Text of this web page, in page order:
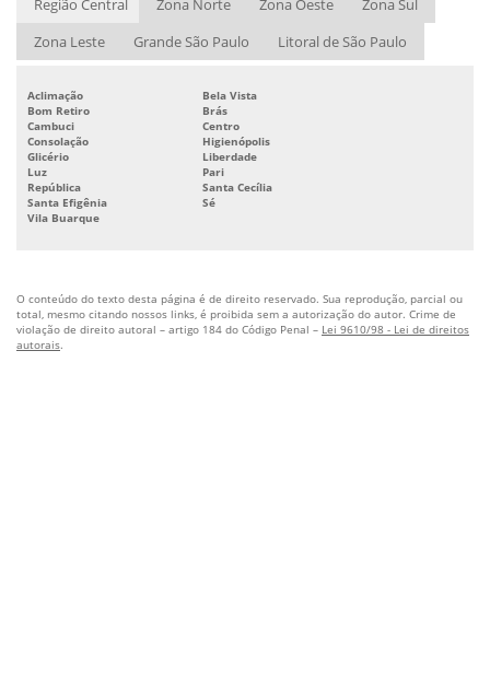
Jateamento de peças
Jateamento e pintura
Jateamento em peças de alumínio
Jateamento metal
Jateamento processo industrial
Jatear metal
Pintura industrial empresas
Pintura tubulações industriais
Região Central Zona Norte Zona Oeste
Zona Sul
Zona Leste
Grande São Paulo Litoral de São Paulo
Aclimação
Bela Vista
Bom Retiro
Brás
Cambuci
Centro
Consolação
Higienópolis
Glicério
Liberdade
Luz
Pari
República
Santa Cecília
Santa Efigênia
Sé
Vila Buarque
O conteúdo do texto desta página é de direito reservado. Sua reprodução, parcial ou
total, mesmo citando nossos links, é proibida sem a autorização do autor. Crime de
violação de direito autoral – artigo 184 do Código Penal – Lei 9610/98 - Lei de direitos
autorais.